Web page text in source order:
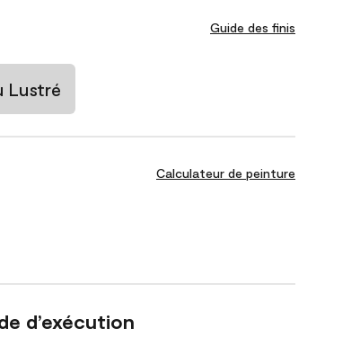
Guide des finis
Lustré
Calculateur de peinture
d’exécution